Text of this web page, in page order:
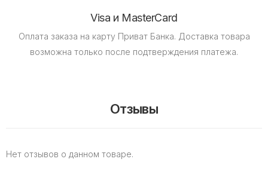
Visa и MasterCard
Оплата заказа на карту Приват Банка. Доставка товара
возможна только после подтверждения платежа.
Отзывы
Нет отзывов о данном товаре.